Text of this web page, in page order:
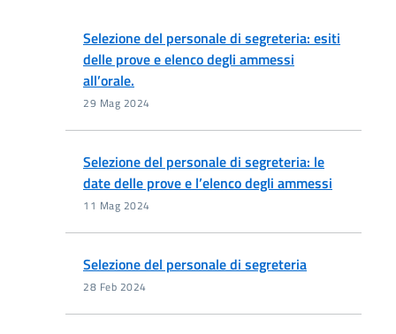
Selezione del personale di segreteria: esiti
delle prove e elenco degli ammessi
all’orale.
29 Mag 2024
Selezione del personale di segreteria: le
date delle prove e l’elenco degli ammessi
11 Mag 2024
Selezione del personale di segreteria
28 Feb 2024